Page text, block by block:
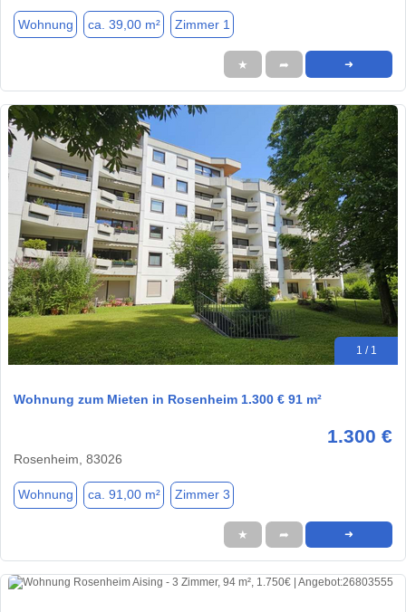
Wohnung ca. 39,00 m² Zimmer 1
★ ➦ ➜
1 / 1
Wohnung zum Mieten in Rosenheim 1.300 € 91 m²
1.300 €
Rosenheim, 83026
Wohnung ca. 91,00 m² Zimmer 3
★ ➦ ➜